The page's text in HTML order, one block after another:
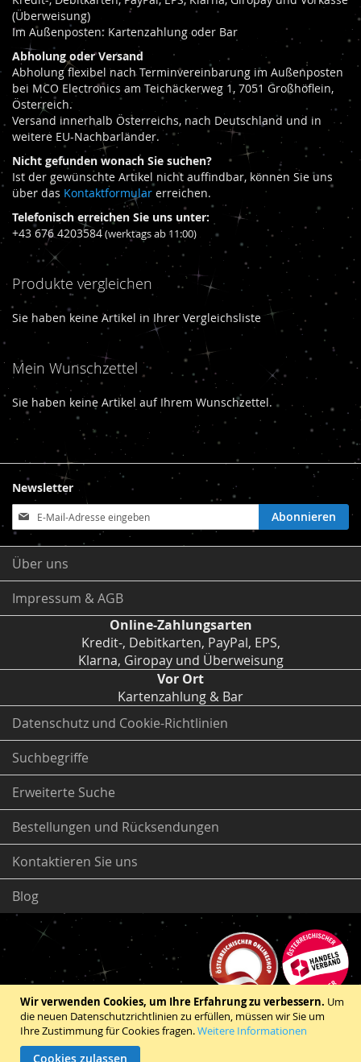
Wir verwenden Cookies, um Ihre Erfahrung zu verbessern. Um
die neuen Datenschutzrichtlinien zu erfüllen, müssen wir Sie um
Ihre Zustimmung für Cookies fragen.Weitere Informationen
Cookies zulassen
(Überweisung)
Im Außenposten: Kartenzahlung oder Bar
Abholung oder Versand
Abholung flexibel nach Terminvereinbarung im Außenposten
bei MCO Electronics am Teichäckerweg 1, 7051 Großhöflein,
Österreich.
Versand innerhalb Österreichs, nach Deutschland und in
weitere EU-Nachbarländer.
Nicht gefunden wonach Sie suchen?
Ist der gewünschte Artikel nicht auffindbar, können Sie uns
über das Kontaktformular erreichen.
Telefonisch erreichen Sie uns unter:
+43 676 4203584(werktags ab 11:00)
Produkte vergleichen
Sie haben keine Artikel in Ihrer Vergleichsliste
Mein Wunschzettel
Sie haben keine Artikel auf Ihrem Wunschzettel.
Newsletter
Anmeldung
zum
Newsletter:
Abonnieren
Über uns
Impressum & AGB
Online-Zahlungsarten
Kredit-, Debitkarten, PayPal, EPS,
Klarna, Giropay und Überweisung
Vor Ort
Kartenzahlung & Bar
Datenschutz und Cookie-Richtlinien
Suchbegriffe
Erweiterte Suche
Bestellungen und Rücksendungen
Kontaktieren Sie uns
Blog